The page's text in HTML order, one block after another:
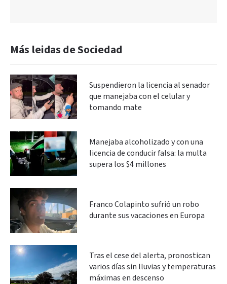
Más leidas de Sociedad
Suspendieron la licencia al senador
que manejaba con el celular y
tomando mate
Manejaba alcoholizado y con una
licencia de conducir falsa: la multa
supera los $4 millones
Franco Colapinto sufrió un robo
durante sus vacaciones en Europa
Tras el cese del alerta, pronostican
varios días sin lluvias y temperaturas
máximas en descenso